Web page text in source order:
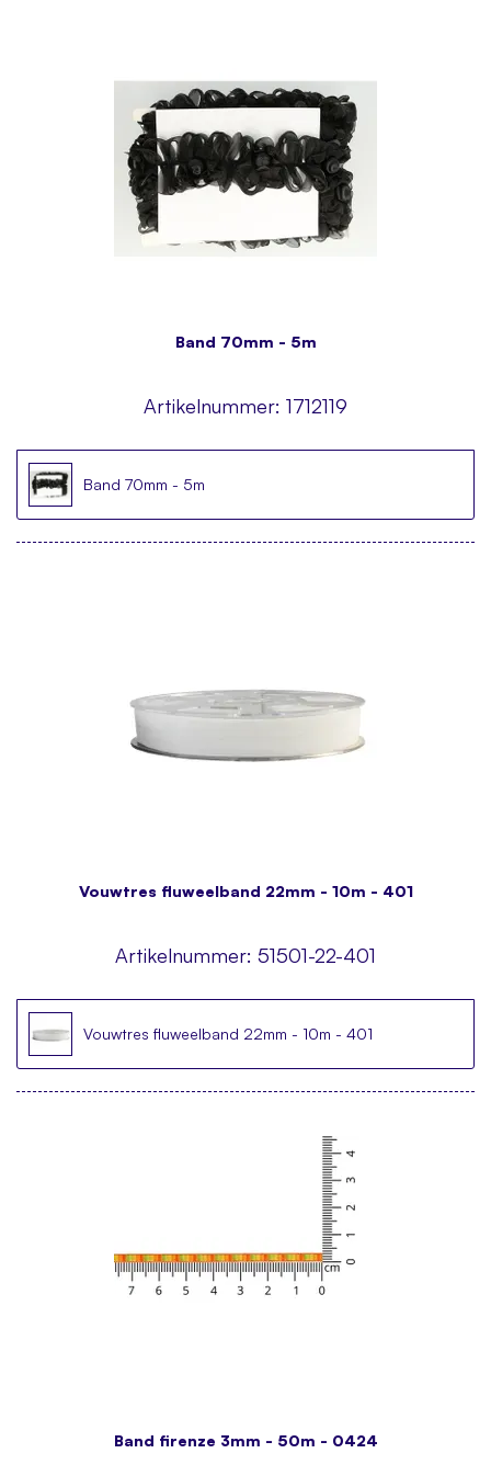
Band 70mm - 5m
Artikelnummer: 1712119
Band 70mm - 5m
Vouwtres fluweelband 22mm - 10m - 401
Artikelnummer: 51501-22-401
Vouwtres fluweelband 22mm - 10m - 401
Band firenze 3mm - 50m - 0424